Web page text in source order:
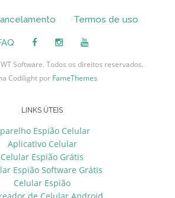
Termos de uso
Software. Todos os direitos reservados.
Codilight por FameThemes
LINKS ÚTEIS
Espião Celular
Aplicativo Celular
Celular Espião Grátis
Espião Software Grátis
Celular Espião